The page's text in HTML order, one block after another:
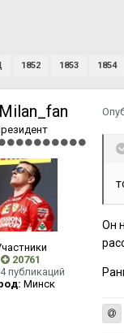
1852 1853 1854
20761
публикаций
Минск
Он